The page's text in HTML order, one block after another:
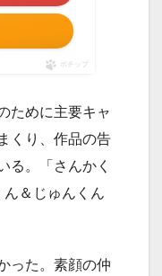
ポチップ
ために主要キャ
くり、作品の告
る。「さんかく
＆じゅんくん
った。素顔の仲